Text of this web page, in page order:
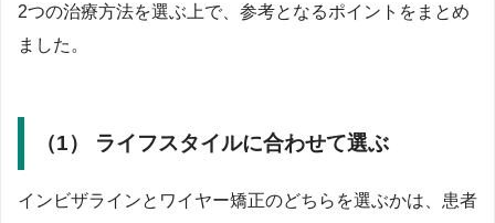
2つの治療方法を選ぶ上で、参考となるポイントをまとめ
ました。
（1） ライフスタイルに合わせて選ぶ
インビザラインとワイヤー矯正のどちらを選ぶかは、患者